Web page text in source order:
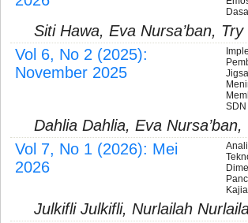
Siti Hawa, Eva Nursa’ban,
Vol 6, No 2 (2025):
November 2025
SDN
Dahlia Dahlia, Eva
Vol 7, No 1 (2026): Mei
2026
Julkifli Julkifli, Nurlailah